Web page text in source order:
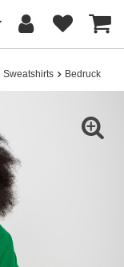
Sweatshirts Bedruckte